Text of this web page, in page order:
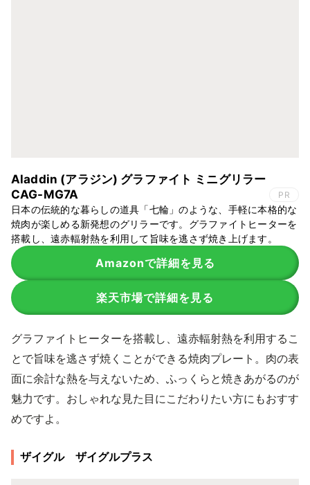
Aladdin (アラジン) グラファイト ミニグリラー
CAG-MG7A
PR
日本の伝統的な暮らしの道具「七輪」のような、手軽に本格的な
焼肉が楽しめる新発想のグリラーです。グラファイトヒーターを
搭載し、遠赤輻射熱を利用して旨味を逃さず焼き上げます。
Amazonで詳細を見る
楽天市場で詳細を見る
グラファイトヒーターを搭載し、遠赤輻射熱を利用するこ
とで旨味を逃さず焼くことができる焼肉プレート。肉の表
面に余計な熱を与えないため、ふっくらと焼きあがるのが
魅力です。おしゃれな見た目にこだわりたい方にもおすす
めですよ。
ザイグル ザイグルプラス